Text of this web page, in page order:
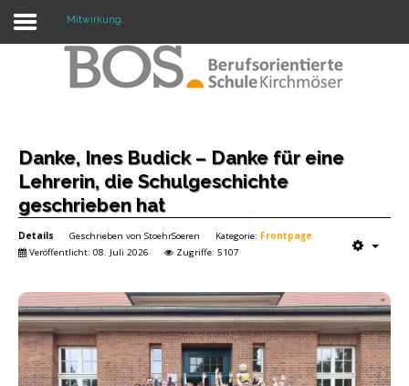
Warning: "continue" targeting switch is equivalent
Home
Profil
Termine
Mitwirkung
Kontakt
Mitwirkung
Danke, Ines Budick – Danke für eine
Lehrerin, die Schulgeschichte
geschrieben hat
Details Geschrieben von StoehrSoeren Kategorie: Frontpage
Veröffentlicht: 08. Juli 2026
Zugriffe: 5107